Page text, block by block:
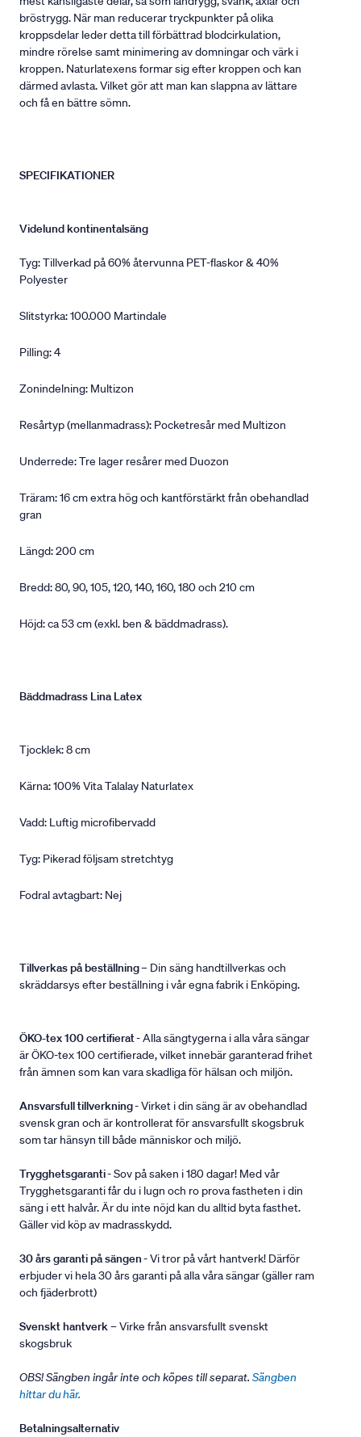
bröstrygg. När man reducerar tryckpunkter på olika
kroppsdelar leder detta till förbättrad blodcirkulation,
mindre rörelse samt minimering av domningar och värk i
kroppen. Naturlatexens formar sig efter kroppen och kan
därmed avlasta. Vilket gör att man kan slappna av lättare
och få en bättre sömn.
SPECIFIKATIONER
Videlund kontinentalsäng
Tyg: Tillverkad på 60% återvunna PET-flaskor & 40%
Polyester
Slitstyrka: 100.000 Martindale
Pilling: 4
Zonindelning: Multizon
Resårtyp (mellanmadrass): Pocketresår med Multizon
Underrede: Tre lager resårer med Duozon
Träram: 16 cm extra hög och kantförstärkt från obehandlad
gran
Längd: 200 cm
Bredd: 80, 90, 105, 120, 140, 160, 180 och 210 cm
Höjd: ca 53 cm (exkl. ben & bäddmadrass).
Bäddmadrass Lina Latex
Tjocklek: 8 cm
Kärna: 100% Vita Talalay Naturlatex
Vadd: Luftig microfibervadd
Tyg: Pikerad följsam stretchtyg
Fodral avtagbart: Nej
Tillverkas på beställning– Din säng handtillverkas och
skräddarsys efter beställning i vår egna fabrik i Enköping.
ÖKO-tex 100 certifierat- Alla sängtygerna i alla våra sängar
är ÖKO-tex 100 certifierade, vilket innebär garanterad frihet
från ämnen som kan vara skadliga för hälsan och miljön.
Ansvarsfull tillverkning- Virket i din säng är av obehandlad
svensk gran och är kontrollerat för ansvarsfullt skogsbruk
som tar hänsyn till både människor och miljö.
Trygghetsgaranti- Sov på saken i 180 dagar! Med vår
Trygghetsgaranti får du i lugn och ro prova fastheten i din
säng i ett halvår. Är du inte nöjd kan du alltid byta fasthet.
Gäller vid köp av madrasskydd.
30 års garanti på sängen- Vi tror på vårt hantverk! Därför
erbjuder vi hela 30 års garanti på alla våra sängar (gäller ram
och fjäderbrott)
Svenskt hantverk– Virke från ansvarsfullt svenskt
skogsbruk
OBS! Sängben ingår inte och köpes till separat. Sängben
hittar du här.
Betalningsalternativ